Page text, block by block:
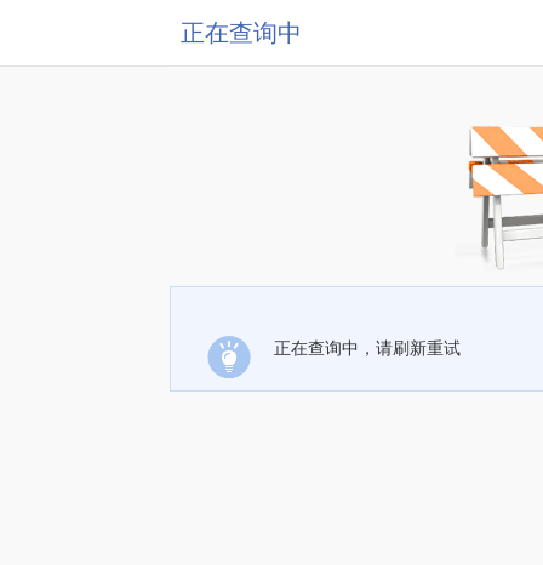
正在查询中
正在查询中，请刷新重试